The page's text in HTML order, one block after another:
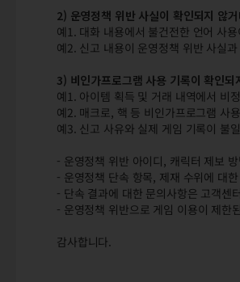
2) 운영정책 위반 사실이 확인되지 않
예1. 대화 내용에서 불건전한 언어 사
예2. 신고 내용이 운영정책 위반 사실
3) 비인가프로그램 사용 기록이 확인되
예1. 아이템 획득 및 거래 내역에서 비
예2. 매크로, 핵 등 비인가프로그램 사
예3. 신고 사유와 실제 게임 기록이 불
- 운영정책 위반 아이디, 캐릭터 제보
- 운영정책 단속 항목, 제재 수위에 대
- 단속 결과에 대한 문의사항은 고객센터
- 운영정책 위반으로 게임 이용이 제한
감사합니다.